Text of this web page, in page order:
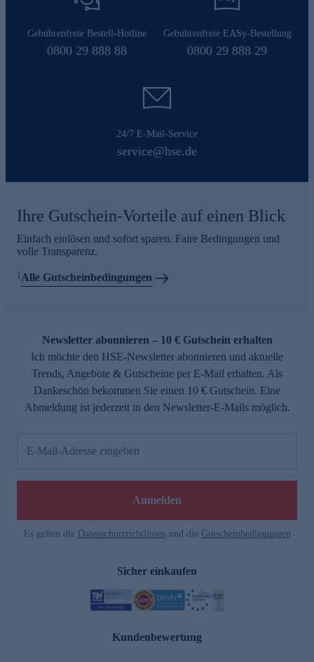
Gebührenfreie Bestell-Hotline
0800 29 888 88
Gebührenfreie EASy-Bestellung
0800 29 888 29
24/7 E-Mail-Service
service@hse.de
Ihre Gutschein-Vorteile auf einen Blick
Einfach einlösen und sofort sparen. Faire Bedingungen und
volle Transparenz.
1 Alle Gutscheinbedingungen
Newsletter abonnieren – 10 € Gutschein erhalten
Ich möchte den HSE-Newsletter abonnieren und aktuelle
Trends, Angebote & Gutscheine per E-Mail erhalten. Als
Dankeschön bekommen Sie einen 10 € Gutschein. Eine
Abmeldung ist jederzeit in den Newsletter-E-Mails möglich.
E-Mail-Adresse eingeben
Anmelden
Es gelten die Datenschutzrichtlinien und die Gutscheinbedingungen
Sicher einkaufen
Kundenbewertung